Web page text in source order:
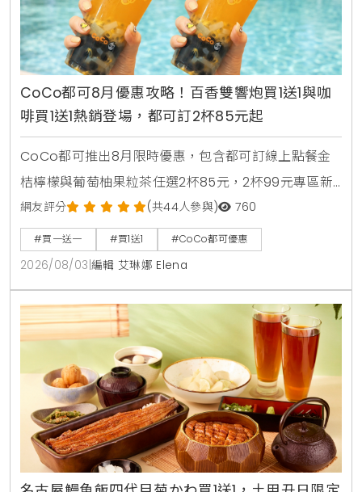
CoCo都可8月優惠攻略！百香雙響炮買1送1與咖
啡買1送1熱銷登場，都可訂2杯85元起
CoCo都可推出8月限時優惠，包含都可訂線上點餐金
桔檸檬與葡萄柚果粒茶任選2杯85元，2杯99元專區新
上架粉角檸檬冬瓜，每週一二指定咖啡買1送1，8月5日
週三好友日更祭出百香雙響炮買1送1優惠。
網友評分 (共44人參與) 760
#買一送一 #買1送1 #CoCo都可優惠
2026/08/03 編輯 艾琳娜 Elena